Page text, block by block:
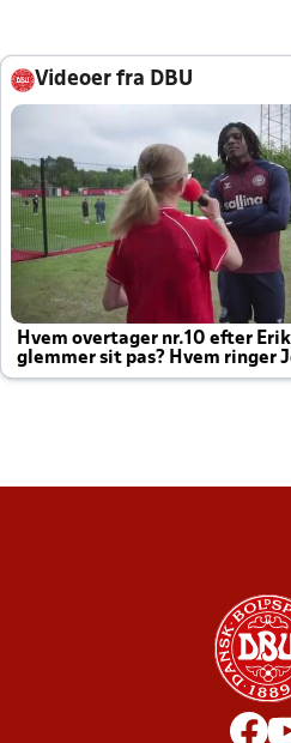
Videoer fra DBU
Hvem overtager nr.10 efter
glemmer sit pas? Hvem ringer
altid til efter kampe?